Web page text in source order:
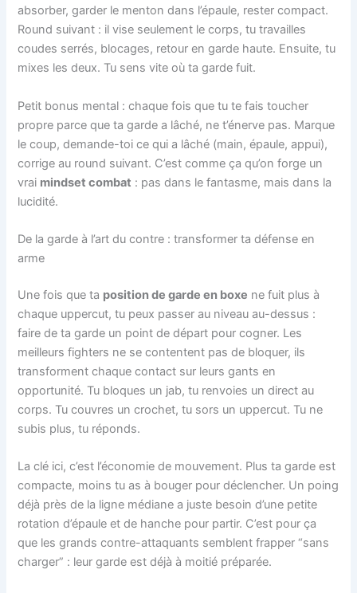
absorber, garder le menton dans l’épaule, rester compact.
Round suivant : il vise seulement le corps, tu travailles
coudes serrés, blocages, retour en garde haute. Ensuite, tu
mixes les deux. Tu sens vite où ta garde fuit.
Petit bonus mental : chaque fois que tu te fais toucher
propre parce que ta garde a lâché, ne t’énerve pas. Marque
le coup, demande-toi ce qui a lâché (main, épaule, appui),
corrige au round suivant. C’est comme ça qu’on forge un
vrai mindset combat : pas dans le fantasme, mais dans la
lucidité.
De la garde à l’art du contre : transformer ta défense en
arme
Une fois que ta position de garde en boxe ne fuit plus à
chaque uppercut, tu peux passer au niveau au-dessus :
faire de ta garde un point de départ pour cogner. Les
meilleurs fighters ne se contentent pas de bloquer, ils
transforment chaque contact sur leurs gants en
opportunité. Tu bloques un jab, tu renvoies un direct au
corps. Tu couvres un crochet, tu sors un uppercut. Tu ne
subis plus, tu réponds.
La clé ici, c’est l’économie de mouvement. Plus ta garde est
compacte, moins tu as à bouger pour déclencher. Un poing
déjà près de la ligne médiane a juste besoin d’une petite
rotation d’épaule et de hanche pour partir. C’est pour ça
que les grands contre-attaquants semblent frapper “sans
charger” : leur garde est déjà à moitié préparée.